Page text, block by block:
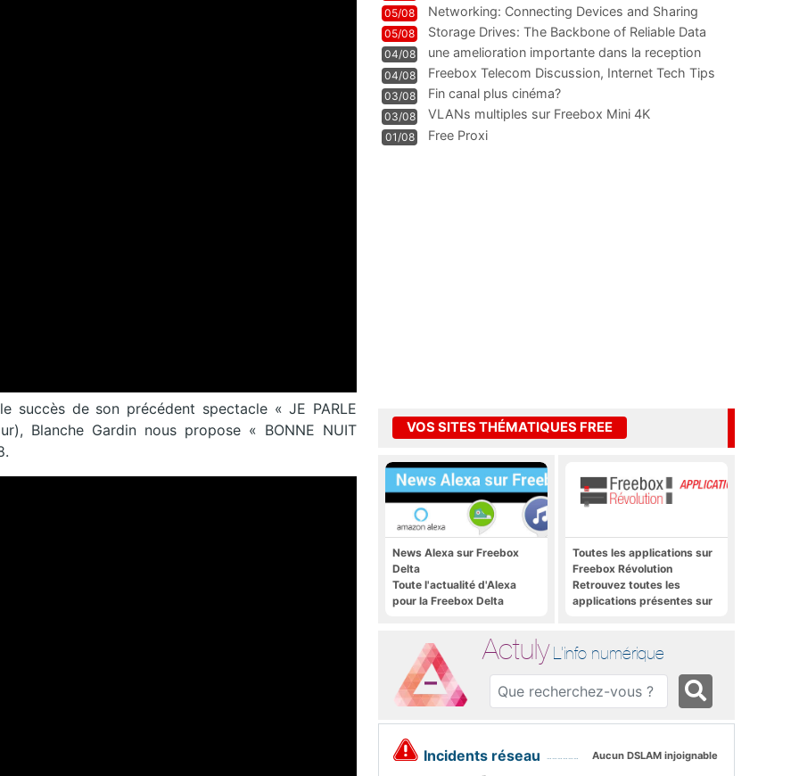
succès de son précédent spectacle « JE PARLE
Blanche Gardin nous propose « BONNE NUIT
05/08
Networking: Connecting Devices and Sharing
Information
05/08
Storage Drives: The Backbone of Reliable Data
Management
04/08
une amelioration importante dans la reception
WIFI
04/08
Freebox Telecom Discussion, Internet Tech Tips
Communi
03/08 Fin canal plus cinéma?
03/08 VLANs multiples sur Freebox Mini 4K
01/08 Free Proxi
VOS SITES THÉMATIQUES FREE
News Alexa sur Freebox
Delta
Toute l'actualité d'Alexa
pour la Freebox Delta
Toutes les applications sur
Freebox Révolution
Retrouvez toutes les
applications présentes sur
Actuly L'info numérique
Incidents réseau Aucun DSLAM injoignable